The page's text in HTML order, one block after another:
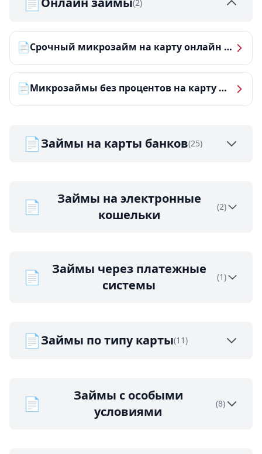
(2)
📄 Срочный микрозайм на карту онлайн — получить деньги за 5 минут
📄 Микрозаймы без процентов на карту — ТОП-10 за 2026 год
📄Займы на карты банков(25)
📄
Займы на электронные
кошельки
(2)
📄
Займы через платежные
системы
(1)
📄Займы по типу карты(11)
📄
Займы с особыми
условиями
(8)